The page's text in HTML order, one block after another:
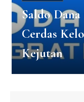
Saldo
Cerdas
Kejutan